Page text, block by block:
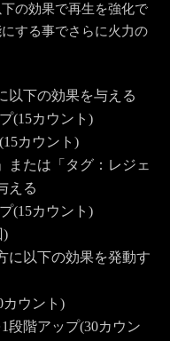
の効果で再生を強化で
する事でさらに火力の
以下の効果を与える
(15カウント)
カウント)
または「タグ：レジェ
える
(15カウント)
)
に以下の効果を発動す
カウント)
段階アップ(30カウン